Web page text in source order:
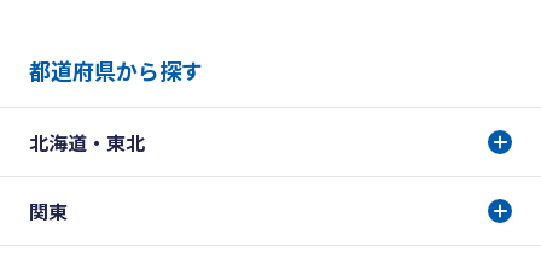
都道府県から探す
北海道・東北
関東